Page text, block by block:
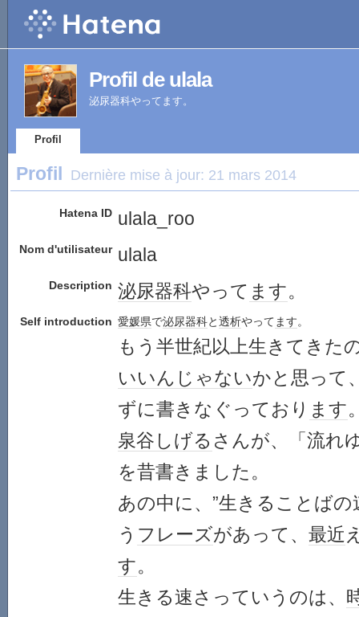
Profil de ulala
泌尿器科やってます。
Profil
Profil Dernière mise à jour: 21 mars 2014
Hatena ID ulala_roo
Nom d'utilisateur ulala
Description 泌尿器科やって ます。
Self introduction 愛媛県で泌尿器科と透析やってます。
もう半世紀以上生きてきた
いいんじゃないかと思って
ずに書きなぐっており ます
泉谷しげる さんが、「流れ
を昔書きました。
あの中に、”生きることば
う フレーズがあって、 最近
す。
生きる速さっていうのは、